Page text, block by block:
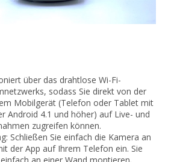
über das drahtlose Wi-Fi-
sodass Sie direkt von der
Mobilgerät (Telefon oder Tablet mit
Android 4.1 und höher) auf Live- und
zugreifen können.
Schließen Sie einfach die Kamera an
der App auf Ihrem Telefon ein. Sie